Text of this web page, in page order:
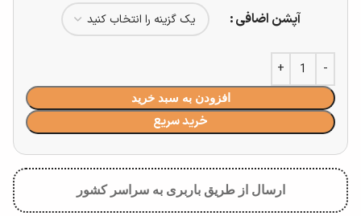
آپشن اضافی
افزودن به سبد خرید
خرید سریع
ارسال از طریق باربری به سراسر کشور